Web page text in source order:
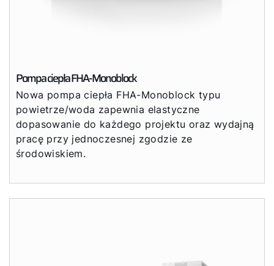
Pompa ciepła FHA-Monoblock
Nowa pompa ciepła FHA-Monoblock typu
powietrze/woda zapewnia elastyczne
dopasowanie do każdego projektu oraz wydajną
pracę przy jednoczesnej zgodzie ze
środowiskiem.